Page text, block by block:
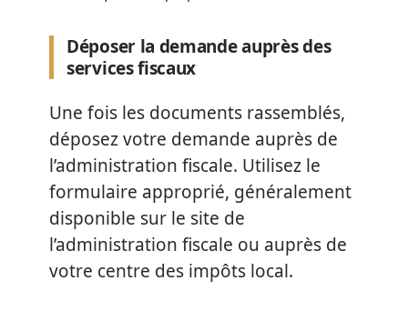
Déposer la demande auprès des
services fiscaux
Une fois les documents rassemblés,
déposez votre demande auprès de
l’administration fiscale. Utilisez le
formulaire approprié, généralement
disponible sur le site de
l’administration fiscale ou auprès de
votre centre des impôts local.